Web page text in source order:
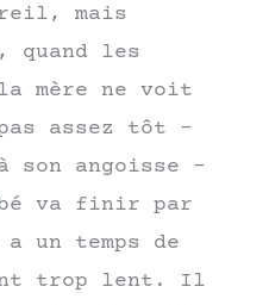
mais
quand les
mère ne voit
assez tôt –
angoisse –
va finir par
un temps de
trop lent. Il